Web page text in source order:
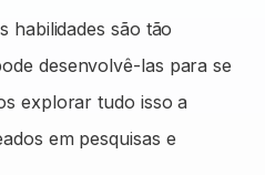
habilidades são tão
desenvolvê-las para se
explorar tudo isso a
em pesquisas e